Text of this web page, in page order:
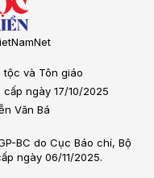
tộc và Tôn giáo
cấp ngày 17/10/2025
Văn Bá
BC do Cục Báo chí, Bộ
ngày 06/11/2025.